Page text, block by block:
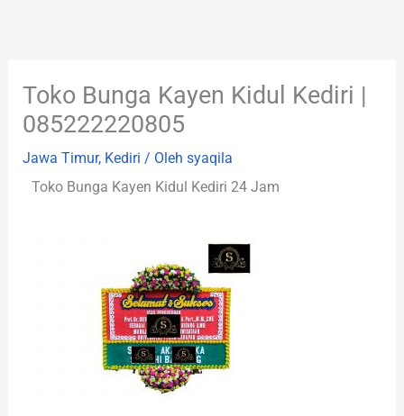
Toko Bunga Kayen Kidul Kediri |
085222220805
Jawa Timur, Kediri / Olehsyaqila
Toko Bunga Kayen Kidul Kediri 24 Jam